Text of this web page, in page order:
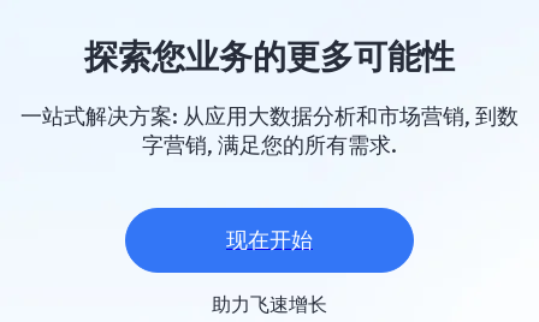
探索您业务的更多可能性
一站式解决方案: 从应用大数据分析和市场营销, 到数
字营销, 满足您的所有需求.
现在开始
助力飞速增长